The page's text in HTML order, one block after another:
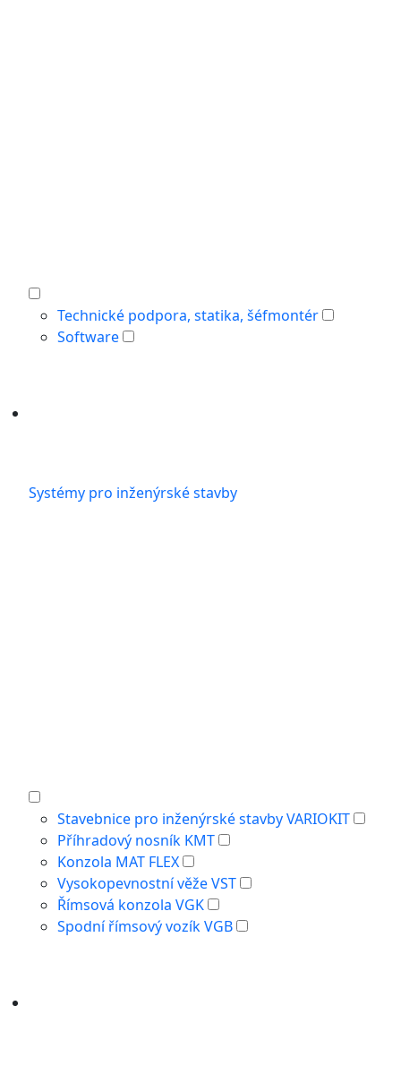
Technické podpora, statika, šéfmontér
Software
Systémy pro inženýrské stavby
Stavebnice pro inženýrské stavby VARIOKIT
Příhradový nosník KMT
Konzola MAT FLEX
Vysokopevnostní věže VST
Římsová konzola VGK
Spodní římsový vozík VGB